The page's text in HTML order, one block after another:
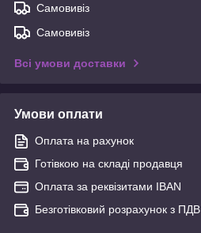
Самовивіз
Самовивіз
Всі умови доставки
Умови оплати
Оплата на рахунок
Готівкою на складі продавця
Оплата за реквізитами IBAN
Безготівковий розрахунок з ПДВ